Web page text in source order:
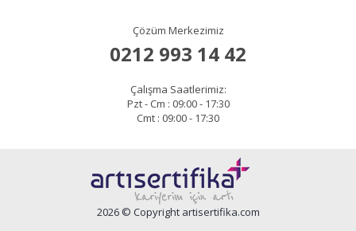
Çözüm Merkezimiz
0212 993 14 42
Çalışma Saatlerimiz:
Pzt - Cm : 09:00 - 17:30
Cmt : 09:00 - 17:30
2026 © Copyright artisertifika.com